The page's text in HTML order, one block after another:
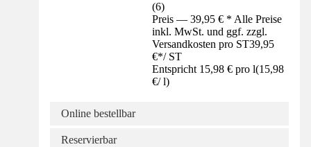
(6)
Preis — 39,95 € * Alle Preise
inkl. MwSt. und ggf. zzgl.
Versandkosten pro ST39,95
€*/ ST
Entspricht 15,98 € pro l(15,98
€/ l)
Online bestellbar
Reservierbar